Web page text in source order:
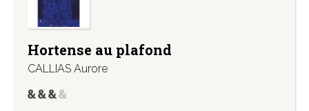
Hortense au plafond
CALLIAS Aurore